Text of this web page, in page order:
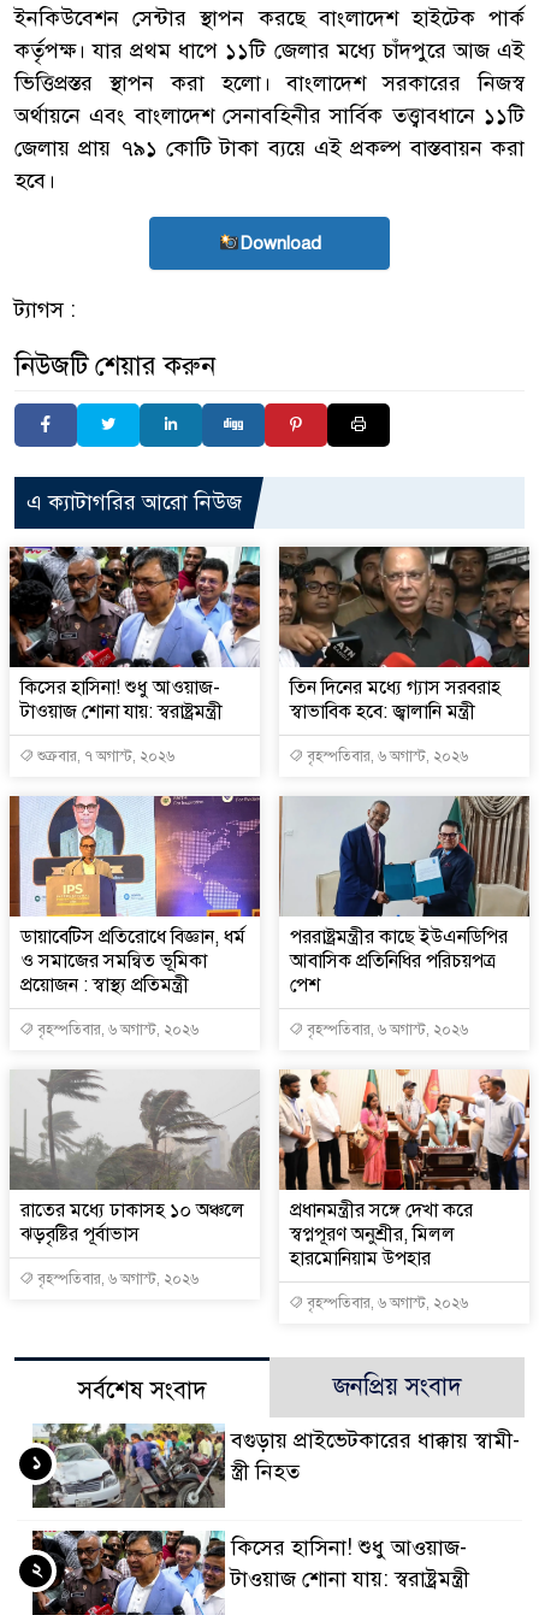
ইনকিউবেশন সেন্টার স্থাপন করছে বাংলাদেশ হাইটেক পার্ক
কর্তৃপক্ষ। যার প্রথম ধাপে ১১টি জেলার মধ্যে চাঁদপুরে আজ এই
ভিত্তিপ্রস্তর স্থাপন করা হলো। বাংলাদেশ সরকারের নিজস্ব
অর্থায়নে এবং বাংলাদেশ সেনাবহিনীর সার্বিক তত্ত্বাবধানে ১১টি
জেলায় প্রায় ৭৯১ কোটি টাকা ব্যয়ে এই প্রকল্প বাস্তবায়ন করা
হবে।
Download
ট্যাগস :
নিউজটি শেয়ার করুন
এ ক্যাটাগরির আরো নিউজ
কিসের হাসিনা! শুধু আওয়াজ-
টাওয়াজ শোনা যায়: স্বরাষ্ট্রমন্ত্রী
শুক্রবার, ৭ অগাস্ট, ২০২৬
তিন দিনের মধ্যে গ্যাস সরবরাহ
স্বাভাবিক হবে: জ্বালানি মন্ত্রী
বৃহস্পতিবার, ৬ অগাস্ট, ২০২৬
ডায়াবেটিস প্রতিরোধে বিজ্ঞান, ধর্ম
ও সমাজের সমন্বিত ভূমিকা
প্রয়োজন : স্বাস্থ্য প্রতিমন্ত্রী
বৃহস্পতিবার, ৬ অগাস্ট, ২০২৬
পররাষ্ট্রমন্ত্রীর কা‌ছে ইউএনডিপির
আবাসিক প্রতিনিধির পরিচয়পত্র
পেশ
বৃহস্পতিবার, ৬ অগাস্ট, ২০২৬
রাতের মধ্যে ঢাকাসহ ১০ অঞ্চলে
ঝড়বৃষ্টির পূর্বাভাস
বৃহস্পতিবার, ৬ অগাস্ট, ২০২৬
প্রধানমন্ত্রীর সঙ্গে দেখা করে
স্বপ্নপূরণ অনুশ্রীর, মিলল
হারমোনিয়াম উপহার
বৃহস্পতিবার, ৬ অগাস্ট, ২০২৬
সর্বশেষ সংবাদ জনপ্রিয় সংবাদ
বগুড়ায় প্রাইভেটকারের ধাক্কায় স্বামী-
স্ত্রী নিহত
১
কিসের হাসিনা! শুধু আওয়াজ-
টাওয়াজ শোনা যায়: স্বরাষ্ট্রমন্ত্রী
২